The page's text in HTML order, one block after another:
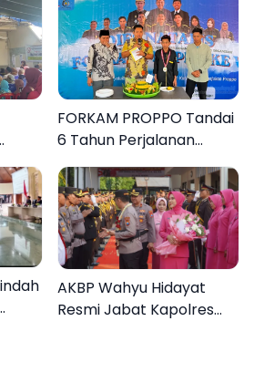
FORKAM PROPPO Tandai
6 Tahun Perjalanan
dengan Peluncuran Mars,
Hymne, dan Buku
Organisasi
AKBP Wahyu Hidayat
Resmi Jabat Kapolres